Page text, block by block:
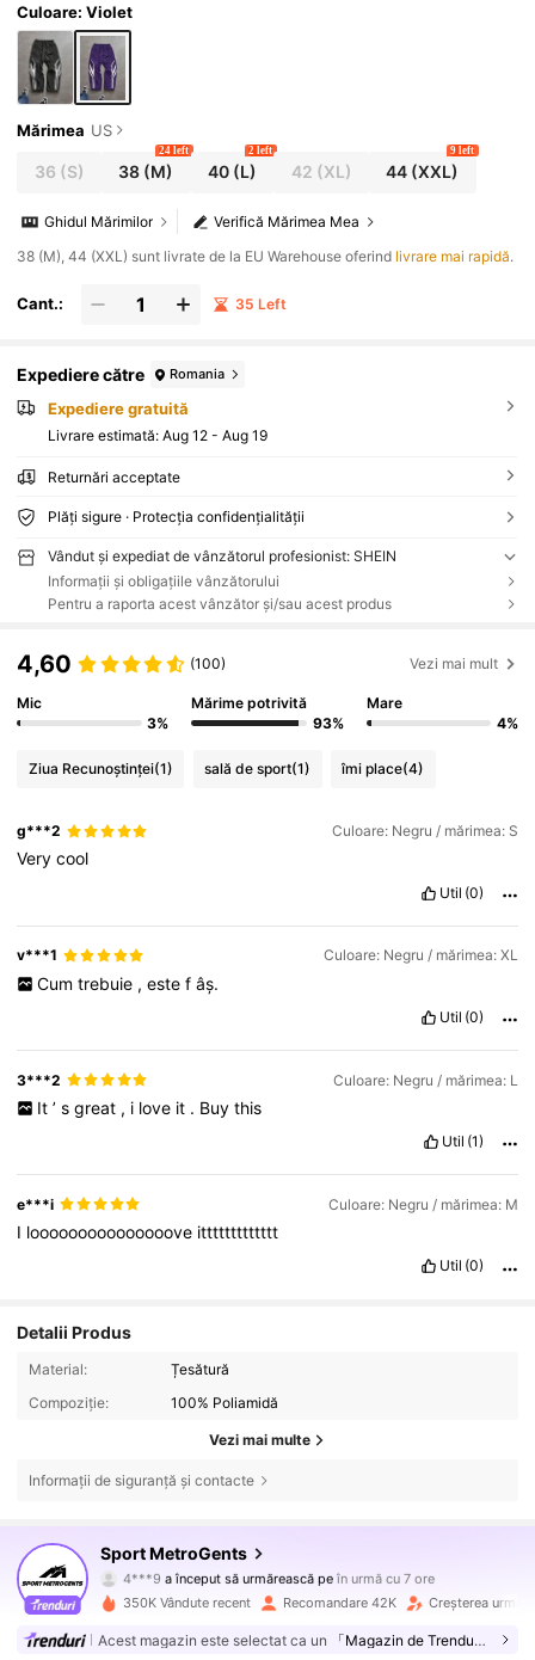
e toamnă, pentru sală
Culoare: Violet
Mărimea US
36 (S) 38 (M)
24 left
40(L)
2 left
42 (XL) 44 (XXL)
9 left
Verifică Mărimea Mea
Ghidul Mărimilor
38 (M), 44 (XXL) sunt livrate de la EU Warehouse oferind livrare mai rapidă.
Cant.: 35 Left
Expediere către Romania
Expediere gratuită
Livrare estimată: Aug 12 - Aug 19
Returnări acceptate
Plăți sigure · Protecția confidențialității
Vândut și expediat de vânzătorul profesionist: SHEIN
Informații și obligațiile vânzătorului
Pentru a raporta acest vânzător și/sau acest produs
4,60 (100) Vezi mai mult
Mic
3%
Mărime potrivită
93%
Mare
4%
Ziua Recunoștinței(1) sală de sport(1) îmi place(4)
g***2 Culoare: Negru / mărimea: S
Verycool
Util (0)
v***1 Culoare: Negru / mărimea: XL
Cum trebuie , este f âș.
Util (0)
3***2 Culoare: Negru / mărimea: L
It ’ s great , i love it . Buy this
Util (1)
e***i Culoare: Negru / mărimea: M
I looooooooooooooove ittttttttttttt
Util (0)
Detalii Produs
Material:
Țesătură
Compoziție:
100% Poliamidă
Vezi mai multe
Informații de siguranță și contacte
Sport MetroGents
4***9a început să urmărească pe
l***nnavighează
4,68
67K Urmăritori
350K Vândute recent Recomandare 42K Creșterea
Acest magazin este selectat ca un 「Magazin de Trenduri」